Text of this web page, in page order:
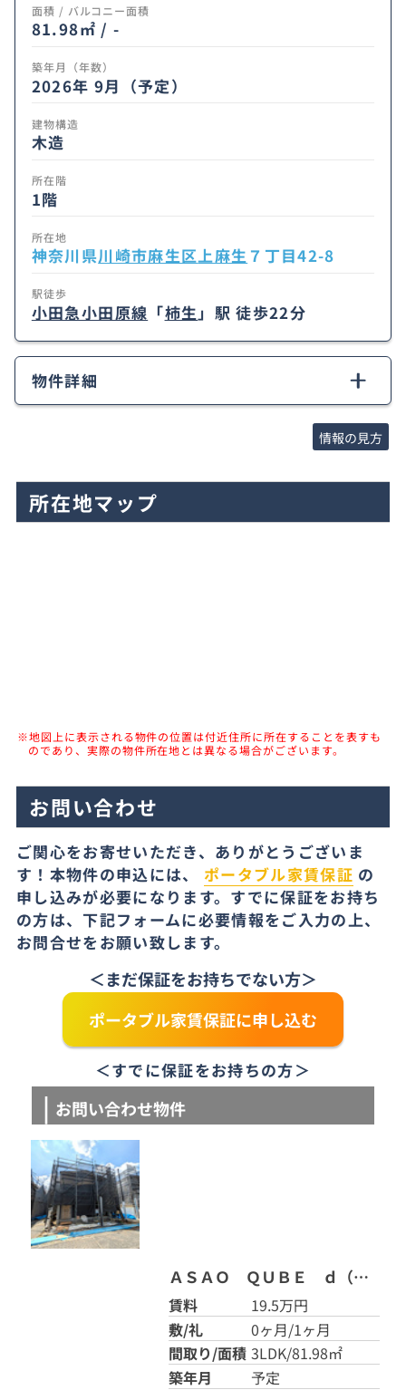
面積 / バルコニー面積
81.98㎡ / -
築年月（年数）
2026年 9月（予定）
建物構造
木造
所在階
1階
所在地
神奈川県川崎市麻生区上麻生 ７丁目42-8
駅徒歩
小田急小田原線 「柿生 」駅 徒歩22分
物件詳細
情報の見方
所在地マップ
※地図上に表示される物件の位置は付近住所に所在することを表すも
のであり、実際の物件所在地とは異なる場合がございます。
お問い合わせ
ご関心をお寄せいただき、ありがとうございま
す！本物件の申込には、 ポータブル家賃保証 の
申し込みが必要になります。すでに保証をお持ち
の方は、下記フォームに必要情報をご入力の上、
お問合せをお願い致します。
＜まだ保証をお持ちでない方＞
ポータブル家賃保証に申し込む
＜すでに保証をお持ちの方＞
お問い合わせ物件
ＡＳＡＯ ＱＵＢＥ ｄ（アサオキューブ） d
賃料
19.5万円
敷/礼
0ヶ月/1ヶ月
間取り/面積 3LDK/81.98㎡
築年月
予定